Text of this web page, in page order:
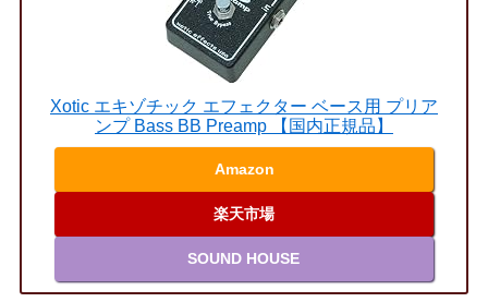
Xotic エキゾチック エフェクター ベース用 プリア
ンプ Bass BB Preamp 【国内正規品】
Amazon
楽天市場
SOUND HOUSE